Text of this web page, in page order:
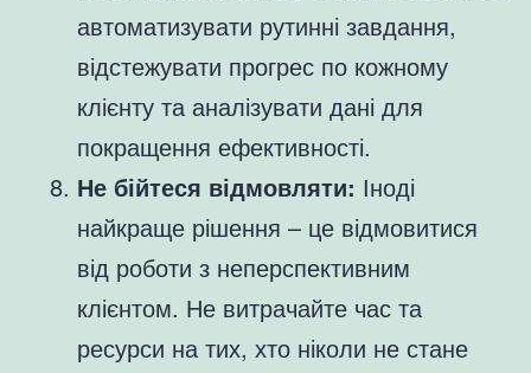
автоматизувати рутинні завдання,
відстежувати прогрес по кожному
клієнту та аналізувати дані для
покращення ефективності.
Не бійтеся відмовляти: Іноді
найкраще рішення – це відмовитися
від роботи з неперспективним
клієнтом. Не витрачайте час та
ресурси на тих, хто ніколи не стане